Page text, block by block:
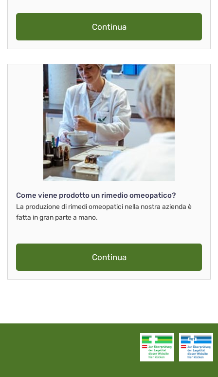
Continua
Come viene prodotto un rimedio omeopatico?
La produzione di rimedi omeopatici nella nostra azienda è
fatta in gran parte a mano.
Continua